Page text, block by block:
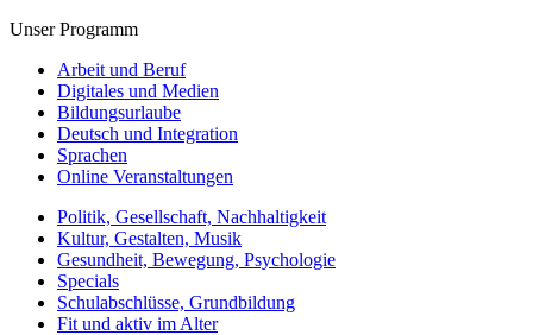
Unser Programm
Arbeit und Beruf
Digitales und Medien
Bildungsurlaube
Deutsch und Integration
Sprachen
Online Veranstaltungen
Politik, Gesellschaft, Nachhaltigkeit
Kultur, Gestalten, Musik
Gesundheit, Bewegung, Psychologie
Specials
Schulabschlüsse, Grundbildung
Fit und aktiv im Alter